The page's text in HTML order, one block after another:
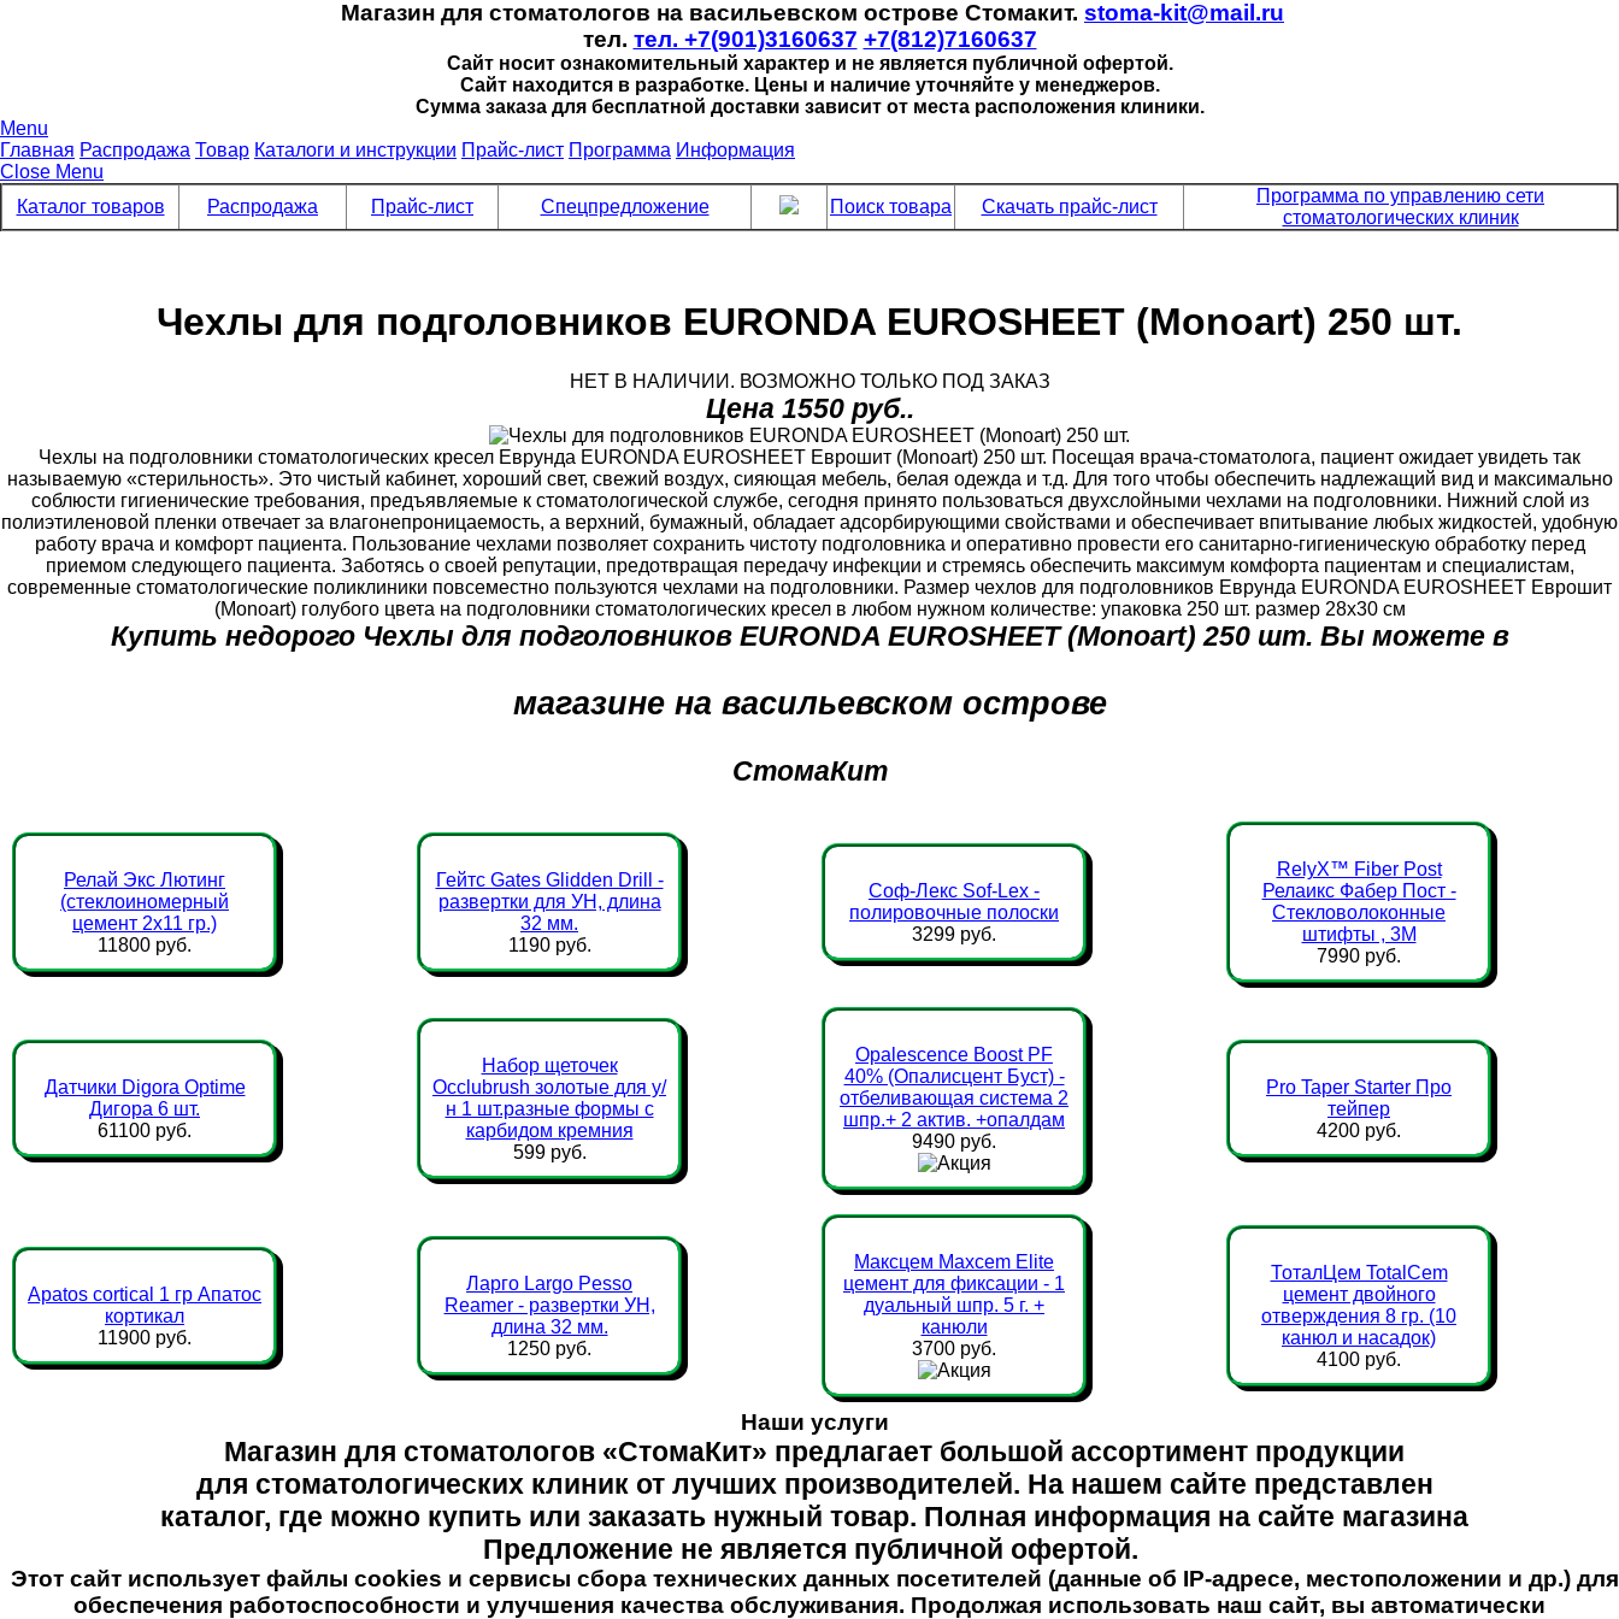
Магазин для стоматологов на васильевском острове Стомакит. stoma-kit@mail.ru
тел. тел. +7(901)3160637 +7(812)7160637
Сайт носит ознакомительный характер и не является публичной офертой.
Сайт находится в разработке. Цены и наличие уточняйте у менеджеров.
Сумма заказа для бесплатной доставки зависит от места расположения клиники.
Menu
Главная Распродажа Товар Каталоги и инструкции Прайс-лист Программа Информация
Close Menu
Каталог товаров
Распродажа Прайс-лист Спецпредложение Поиск товара Скачать прайс-лист
Программа по управлению сети
стоматологических клиник
Чехлы для подголовников EURONDA EUROSHEET (Monoart) 250 шт.
НЕТ В НАЛИЧИИ. ВОЗМОЖНО ТОЛЬКО ПОД ЗАКАЗ
Цена 1550 руб..
Чехлы на подголовники стоматологических кресел Еврунда EURONDA EUROSHEET Еврошит (Monoart) 250 шт. Посещая врача-стоматолога, пациент ожидает увидеть так
называемую «стерильность». Это чистый кабинет, хороший свет, свежий воздух, сияющая мебель, белая одежда и т.д. Для того чтобы обеспечить надлежащий вид и максимально
соблюсти гигиенические требования, предъявляемые к стоматологической службе, сегодня принято пользоваться двухслойными чехлами на подголовники. Нижний слой из
полиэтиленовой пленки отвечает за влагонепроницаемость, а верхний, бумажный, обладает адсорбирующими свойствами и обеспечивает впитывание любых жидкостей, удобную
работу врача и комфорт пациента. Пользование чехлами позволяет сохранить чистоту подголовника и оперативно провести его санитарно-гигиеническую обработку перед
приемом следующего пациента. Заботясь о своей репутации, предотвращая передачу инфекции и стремясь обеспечить максимум комфорта пациентам и специалистам,
современные стоматологические поликлиники повсеместно пользуются чехлами на подголовники. Размер чехлов для подголовников Еврунда EURONDA EUROSHEET Еврошит
(Monoart) голубого цвета на подголовники стоматологических кресел в любом нужном количестве: упаковка 250 шт. размер 28х30 см
Купить недорого Чехлы для подголовников EURONDA EUROSHEET (Monoart) 250 шт. Вы можете в
магазине на васильевском острове
СтомаКит
Релай Экс Лютинг
(стеклоиномерный
цемент 2х11 гр.)
11800 руб.
Гейтс Gates Glidden Drill -
развертки для УН, длина
32 мм.
1190 руб.
Соф-Лекс Sof-Lex -
полировочные полоски
3299 руб.
RelyX™ Fiber Post
Релаикс Фабер Пост -
Стекловолоконные
штифты , 3М
7990 руб.
Датчики Digora Optime
Дигора 6 шт.
61100 руб.
Набор щеточек
Occlubrush золотые для у/
н 1 шт.разные формы c
карбидом кремния
599 руб.
Opalescence Boost PF
40% (Опалисцент Буст) -
отбеливающая система 2
шпр.+ 2 актив. +опалдам
9490 руб.
Pro Taper Starter Про
тейпер
4200 руб.
Apatos cortical 1 гр Апатос
кортикал
11900 руб.
Ларго Largo Pesso
Reamer - развертки УН,
длина 32 мм.
1250 руб.
Максцем Maxcem Elite
цемент для фиксации - 1
дуальный шпр. 5 г. +
канюли
3700 руб.
ТоталЦем TotalCem
цемент двойного
отверждения 8 гр. (10
канюл и насадок)
4100 руб.
Наши услуги
Магазин для стоматологов «СтомаКит» предлагает большой ассортимент продукции
для стоматологических клиник от лучших производителей. На нашем сайте представлен
каталог, где можно купить или заказать нужный товар. Полная информация на сайте магазина
Предложение не является публичной офертой.
Этот сайт использует файлы cookies и сервисы сбора технических данных посетителей (данные об IP-адресе, местоположении и др.) для
обеспечения работоспособности и улучшения качества обслуживания. Продолжая использовать наш сайт, вы автоматически